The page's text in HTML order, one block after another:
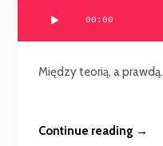
00:00
Między teorią, a prawdą.
Continue reading →